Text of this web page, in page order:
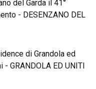
del Garda il 41°
- DESENZANO DEL
di Grandola ed
- GRANDOLA ED UNITI